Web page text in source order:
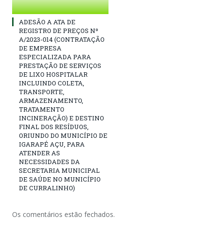
ADESÃO A ATA DE
REGISTRO DE PREÇOS Nº
A/2023-014 (CONTRATAÇÃO
DE EMPRESA
ESPECIALIZADA PARA
PRESTAÇÃO DE SERVIÇOS
DE LIXO HOSPITALAR
INCLUINDO COLETA,
TRANSPORTE,
ARMAZENAMENTO,
TRATAMENTO
INCINERAÇÃO) E DESTINO
FINAL DOS RESÍDUOS,
ORIUNDO DO MUNICÍPIO DE
IGARAPÉ AÇU, PARA
ATENDER AS
NECESSIDADES DA
SECRETARIA MUNICIPAL
DE SAÚDE NO MUNICÍPIO
DE CURRALINHO)
Os comentários estão fechados.